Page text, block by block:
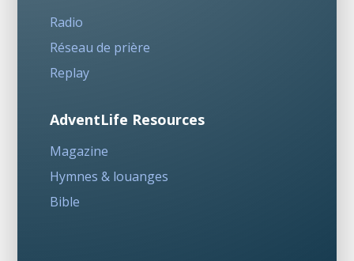
Radio
Réseau de prière
Replay
AdventLife Resources
Magazine
Hymnes & louanges
Bible